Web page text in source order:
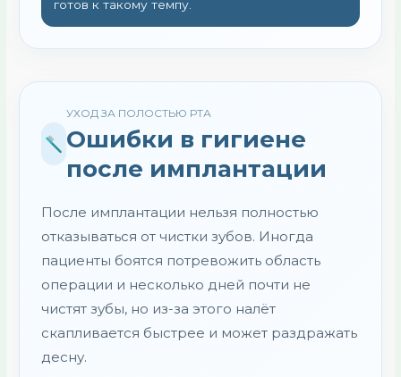
готов к такому темпу.
УХОД ЗА ПОЛОСТЬЮ РТА
Ошибки в гигиене
после имплантации
После имплантации нельзя полностью
отказываться от чистки зубов. Иногда
пациенты боятся потревожить область
операции и несколько дней почти не
чистят зубы, но из-за этого налёт
скапливается быстрее и может раздражать
десну.